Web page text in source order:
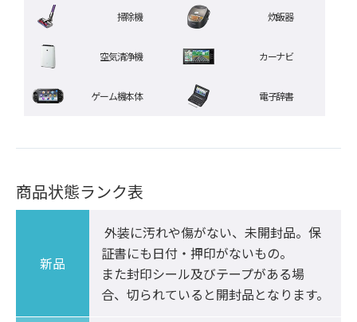
掃除機 炊飯器
空気清浄機 カーナビ
ゲーム機本体 電子辞書
商品状態ランク表
新品
証書にも日付・押印がないもの。
また封印シール及びテープがある場
合、切られていると開封品となります。